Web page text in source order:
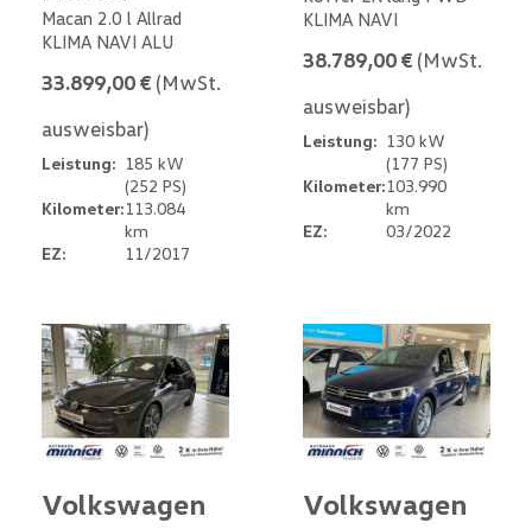
Macan 2.0 l Allrad
KLIMA NAVI ALU
33.899,00 € (MwSt.
ausweisbar)
Leistung: 185 kW
(252 PS)
Kilometer:113.084
km
EZ:
11/2017
KLIMA NAVI
38.789,00 € (MwSt.
ausweisbar)
Leistung: 130 kW
(177 PS)
Kilometer:103.990
km
EZ:
03/2022
Volkswagen
Volkswagen